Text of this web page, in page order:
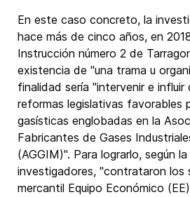
En este caso concreto, la
hace más de cinco años, en
Instrucción número 2 de
existencia de "una trama u
finalidad sería "intervenir e influir
reformas legislativas favorables
gasísticas englobadas en la
Fabricantes de Gases
(AGGIM)". Para lograrlo, según
investigadores, "contrataron los
mercantil Equipo Económico